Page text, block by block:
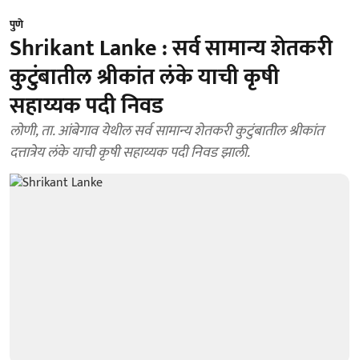
पुणे
Shrikant Lanke : सर्व सामान्य शेतकरी
कुटुंबातील श्रीकांत लंके याची कृषी
सहाय्यक पदी निवड
लोणी, ता. आंबेगाव येथील सर्व सामान्य शेतकरी कुटुंबातील श्रीकांत
दत्तात्रेय लंके याची कृषी सहाय्यक पदी निवड झाली.